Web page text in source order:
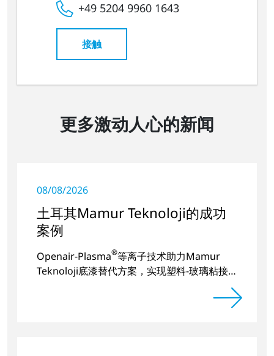
+49 5204 9960 1643
接触
更多激动人心的新闻
08/08/2026
土耳其Mamur Teknoloji的成功
案例
Openair-Plasma®等离子技术助力Mamur
Teknoloji底漆替代方案，实现塑料-玻璃粘接